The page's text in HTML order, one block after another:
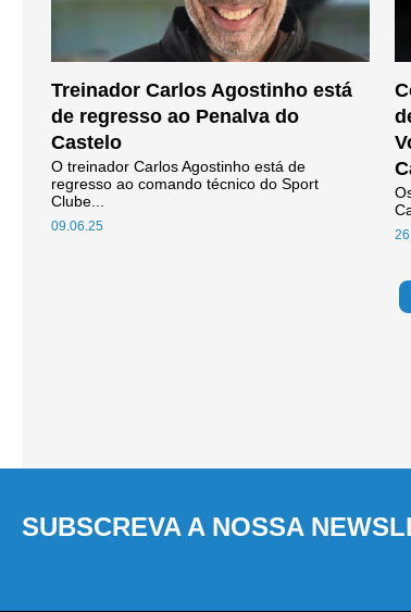
Treinador Carlos Agostinho está
de regresso ao Penalva do
Castelo
09.06.25
O treinador Carlos Agostinho está de
regresso ao comando técnico do Sport
Clube...
SUBSCREVA A NOSSA